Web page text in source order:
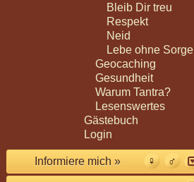
Informiere mich »
Bleib Dir treu
Respekt
Neid
Lebe ohne Sorge
Geocaching
Gesundheit
Warum Tantra?
Lesenswertes
Gästebuch
Login